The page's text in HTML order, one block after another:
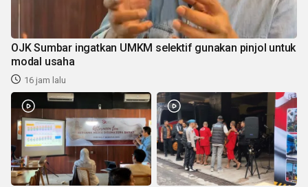
OJK Sumbar ingatkan UMKM selektif gunakan pinjol untuk
modal usaha
16 jam lalu